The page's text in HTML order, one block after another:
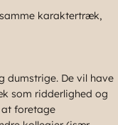
karaktertræk,
dumstrige. De vil have
som ridderlighed og
at foretage